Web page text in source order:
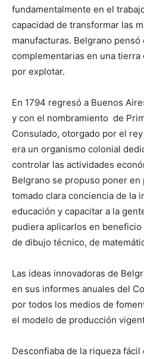
fundamentalmente en el
capacidad de transformar las
manufacturas. Belgrano
complementarias en una tierra
por explotar.
En 1794 regresó a Buenos
y con el nombramiento de
Consulado, otorgado por el
era un organismo colonial
controlar las actividades
Belgrano se propuso poner en
tomado clara conciencia de la
educación y capacitar a la
pudiera aplicarlos en
de dibujo técnico, de
Las ideas innovadoras de
en sus informes anuales del
por todos los medios de
el modelo de producción
Desconfiaba de la riqueza